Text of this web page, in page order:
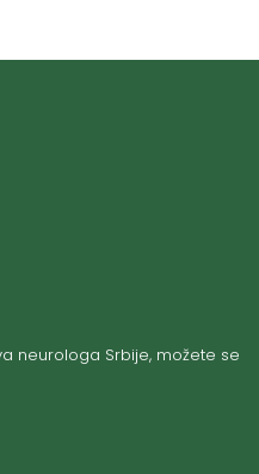
neurologa Srbije, možete se